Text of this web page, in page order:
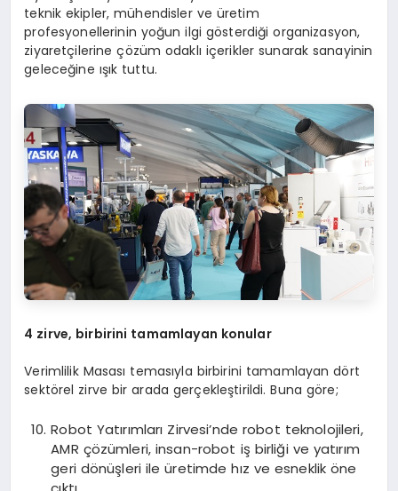
teknik ekipler, mühendisler ve üretim
profesyonellerinin yoğun ilgi gösterdiği organizasyon,
ziyaretçilerine çözüm odaklı içerikler sunarak sanayinin
geleceğine ışık tuttu.
4 zirve, birbirini tamamlayan konular
Verimlilik Masası temasıyla birbirini tamamlayan dört
sektörel zirve bir arada gerçekleştirildi. Buna göre;
Robot Yatırımları Zirvesi’nde robot teknolojileri,
AMR çözümleri, insan-robot iş birliği ve yatırım
geri dönüşleri ile üretimde hız ve esneklik öne